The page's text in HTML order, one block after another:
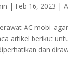
| Feb 16, 2023 |
AC mobil
artikel berikut
dan